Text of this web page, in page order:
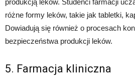
różne formy leków, takie jak tabletki,
Dowiadują się również o procesach
bezpieczeństwa produkcji leków.
5. Farmacja kliniczna